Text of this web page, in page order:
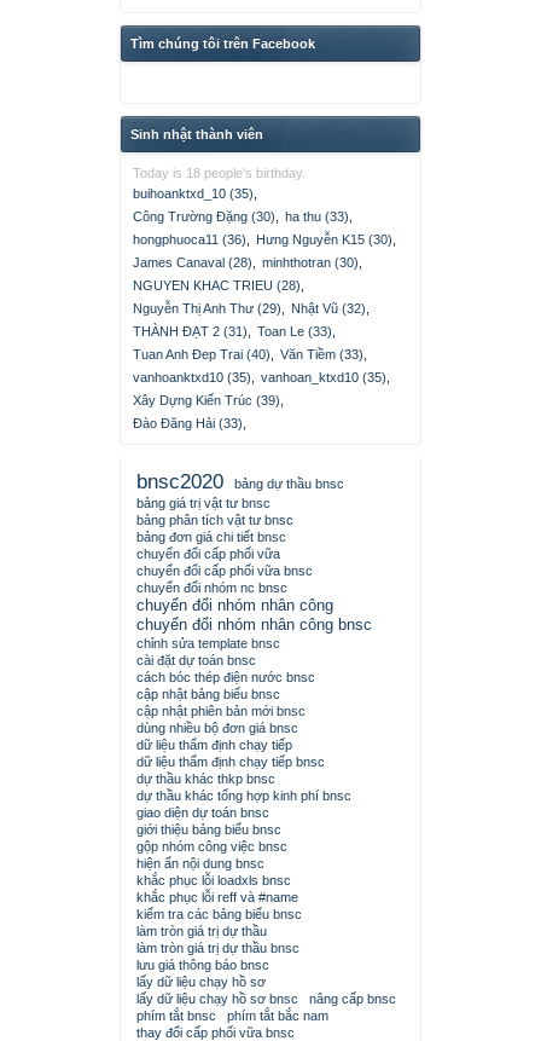
Tìm chúng tôi trên Facebook
Sinh nhật thành viên
Today is 18 people's birthday.
buihoanktxd_10 (35)
Công Trường Đặng (30)
ha thu (33)
hongphuoca11 (36)
Hưng Nguyễn K15 (30)
James Canaval (28)
minhthotran (30)
NGUYEN KHAC TRIEU (28)
Nguyễn Thị Anh Thư (29)
Nhật Vũ (32)
THÀNH ĐẠT 2 (31)
Toan Le (33)
Tuan Anh Đep Trai (40)
Văn Tiềm (33)
vanhoanktxd10 (35)
vanhoan_ktxd10 (35)
Xây Dựng Kiến Trúc (39)
Đào Đăng Hải (33)
bnsc2020
bảng dự thầu bnsc
bảng giá trị vật tư bnsc
bảng phân tích vật tư bnsc
bảng đơn giá chi tiết bnsc
chuyển đổi cấp phối vữa
chuyển đổi cấp phối vữa bnsc
chuyển đổi nhóm nc bnsc
chuyển đổi nhóm nhân công
chuyển đổi nhóm nhân công bnsc
chỉnh sửa template bnsc
cài đặt dự toán bnsc
cách bóc thép điện nước bnsc
cập nhật bảng biểu bnsc
cập nhật phiên bản mới bnsc
dùng nhiều bộ đơn giá bnsc
dữ liệu thẩm định chạy tiếp
dữ liệu thẩm định chạy tiếp bnsc
dự thầu khác thkp bnsc
dự thầu khác tổng hợp kinh phí bnsc
giao diện dự toán bnsc
giới thiệu bảng biểu bnsc
gộp nhóm công việc bnsc
hiện ẩn nội dung bnsc
khắc phục lỗi loadxls bnsc
khắc phục lỗi reff và #name
kiểm tra các bảng biểu bnsc
làm tròn giá trị dự thầu
làm tròn giá trị dự thầu bnsc
lưu giá thông báo bnsc
lấy dữ liệu chạy hồ sơ
lấy dữ liệu chạy hồ sơ bnsc
nâng cấp bnsc
phím tắt bnsc
phím tắt bắc nam
thay đổi cấp phối vữa bnsc